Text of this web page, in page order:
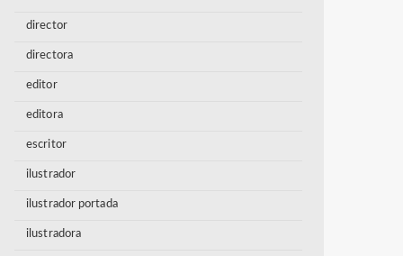
director
directora
editor
editora
escritor
ilustrador
ilustrador portada
ilustradora